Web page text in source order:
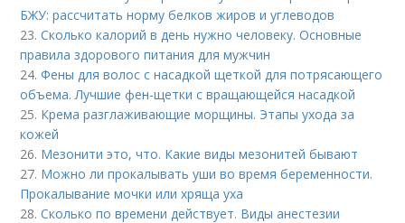
БЖУ: рассчитать норму белков жиров и углеводов
23.Сколько калорий в день нужно человеку. Основные
правила здорового питания для мужчин
24.Фены для волос с насадкой щеткой для потрясающего
объема. Лучшие фен-щетки с вращающейся насадкой
25. Крема разглаживающие морщины. Этапы ухода за
кожей
26. Мезонити это, что. Какие виды мезонитей бывают
27. Можно ли прокалывать уши во время беременности.
Прокалывание мочки или хряща уха
28.Сколько по времени действует. Виды анестезии